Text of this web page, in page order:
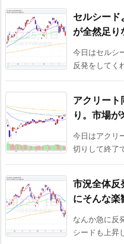
セルシード
が全然足り
今日はセルシ
反発をしてく
アクリート
り。市場が
今日はアクリ
切りして終了
市況全体反
にそんな楽
なんか急に反
シードも上昇